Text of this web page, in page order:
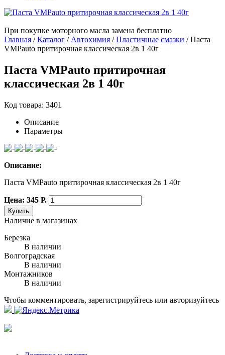
При покупке моторного масла замена бесплатно
Главная /Каталог / Автохимия /Пластичные смазки /Паста
VMPauto притирочная классическая 2в 1 40г
Паста VMPauto притирочная
классическая 2в 1 40г
Код товара: 3401
Описание
Параметры
Описание:
Паста VMPauto притирочная классическая 2в 1 40г
Цена: 345 Р.
Купить
Наличие в магазинах
Березка
В наличии
Волгоградская
В наличии
Монтажников
В наличии
Чтобы комментировать, зарегистрируйтесь или авторизуйтесь